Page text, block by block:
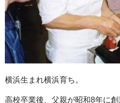
横浜生まれ横浜育ち。
高校卒業後、父親が昭和8年に